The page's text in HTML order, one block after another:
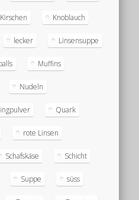
Kirschen Knoblauch
lecker Linsensuppe
Muffins
Nudeln
Quark
rote Linsen
Schafskäse Schicht
Suppe süss